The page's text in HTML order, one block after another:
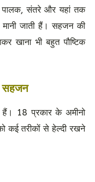
पालक, संतरे और यहां तक
जाती हैं। सहजन की
खाना भी बहुत पौष्टिक
सहजन
हैं। 18 प्रकार के अमीनो
कई तरीकों से हेल्दी रखने